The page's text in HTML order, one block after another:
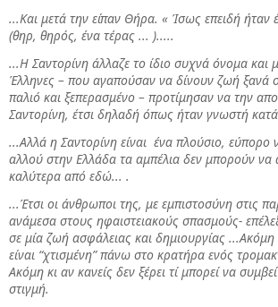
...Και μετά την είπαν Θήρα. « Ίσως επειδή ήταν
(θηρ, θηρός, ένα τέρας ... ).....
...Η Σαντορίνη άλλαζε το ίδιο συχνά όνομα και
Έλληνες – που αγαπούσαν να δίνουν ζωή ξανά
παλιό και ξεπερασμένο – προτίμησαν να την
Σαντορίνη, έτσι δηλαδή όπως ήταν γνωστή
...Αλλά η Σαντορίνη είναι ένα πλούσιο, εύπορο
αλλού στην Ελλάδα τα αμπέλια δεν μπορούν να
καλύτερα από εδώ... .
...Έτσι οι άνθρωποι της, με εμπιστοσύνη στις
ανάμεσα στους ηφαιστειακούς σπασμούς-
σε μία ζωή ασφάλειας και δημιουργίας
είναι “χτισμένη” πάνω στο κρατήρα ενός
Ακόμη κι αν κανείς δεν ξέρει τί μπορεί να
στιγμή.